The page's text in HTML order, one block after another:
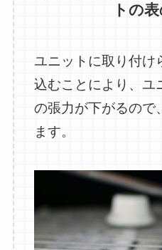
通常のビブラート
ちなみに、ギブソ
ニットの開発を始
代のサーフミュー
トの
ユニットに取り付け
込むことにより、ユ
の張力が下がるので
ます。